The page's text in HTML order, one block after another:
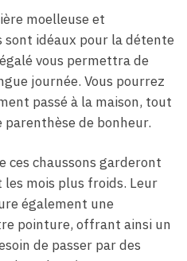
moelleuse et
sont idéaux pour la détente
vous permettra de
journée. Vous pourrez
passé à la maison, tout
de bonheur.
ces chaussons garderont
mois plus froids. Leur
également une
pointure, offrant ainsi un
de passer par des